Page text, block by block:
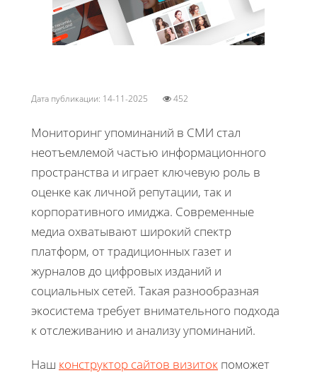
Дата публикации: 14-11-2025 452
Мониторинг упоминаний в СМИ стал
неотъемлемой частью информационного
пространства и играет ключевую роль в
оценке как личной репутации, так и
корпоративного имиджа. Современные
медиа охватывают широкий спектр
платформ, от традиционных газет и
журналов до цифровых изданий и
социальных сетей. Такая разнообразная
экосистема требует внимательного подхода
к отслеживанию и анализу упоминаний.
Наш конструктор сайтов визиток поможет